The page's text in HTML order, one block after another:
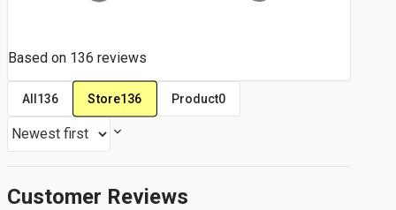
Based on 136 reviews
All 136 Store136 Product0
Customer Reviews